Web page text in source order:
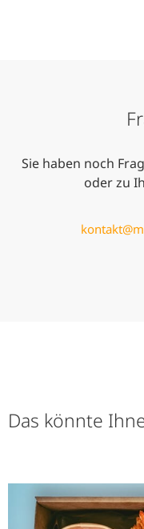
Sie haben noch
oder zu
Das könnte